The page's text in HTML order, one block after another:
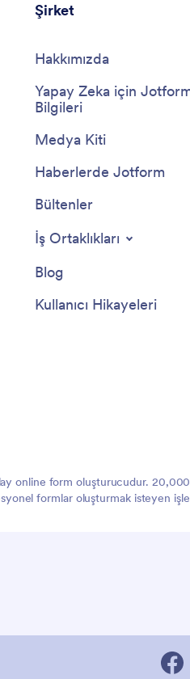
Şirket
Hakkımızda
Yapay Zeka için
Bilgileri
Medya Kiti
Haberlerde Jotform
Bültenler
İş Ortaklıkları
Blog
Kullanıcı Hikayeleri
online form oluşturucudur.
formlar oluşturmak isteyen